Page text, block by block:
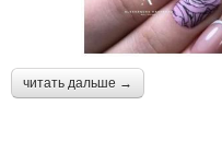
читать дальше →